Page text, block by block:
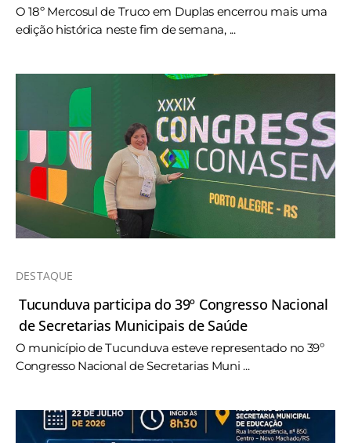
O 18º Mercosul de Truco em Duplas encerrou mais uma
edição histórica neste fim de semana, ...
DESTAQUE
Tucunduva participa do 39º Congresso Nacional
de Secretarias Municipais de Saúde
O município de Tucunduva esteve representado no 39º
Congresso Nacional de Secretarias Muni ...